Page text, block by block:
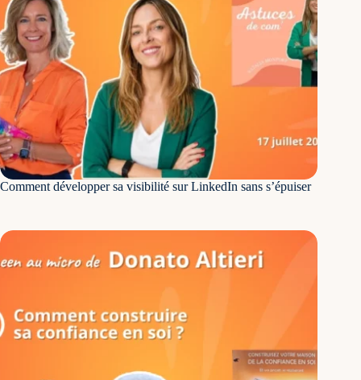
Comment développer sa visibilité sur LinkedIn sans s’épuiser